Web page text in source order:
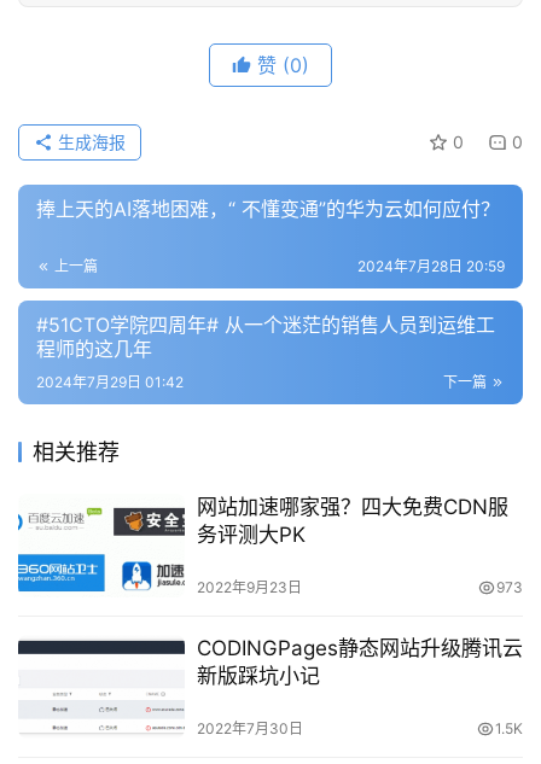
答
优
速
盾
动
态
登录
赞 (0)
0 0
生成海报
捧上天的AI落地困难，“ 不懂变通”的华为云如何应付？
上一篇 2024年7月28日 20:59
#51CTO学院四周年# 从一个迷茫的销售人员到运维工
程师的这几年
下一篇
2024年7月29日 01:42
相关推荐
网站加速哪家强？四大免费CDN服
务评测大PK
2022年9月23日 973
CODINGPages静态网站升级腾讯云
新版踩坑小记
2022年7月30日 1.5K